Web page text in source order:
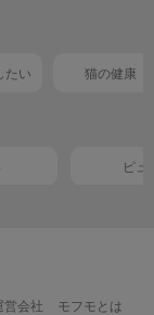
たい 猫の健康
ピュ
営会社 モフモとは